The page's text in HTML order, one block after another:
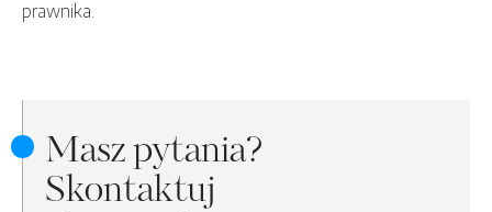
prawnika.
Masz pytania?
Skontaktuj